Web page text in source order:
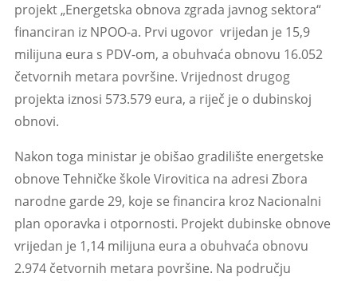
projekt „Energetska obnova zgrada javnog sektora“
financiran iz NPOO-a. Prvi ugovor vrijedan je 15,9
milijuna eura s PDV-om, a obuhvaća obnovu 16.052
četvornih metara površine. Vrijednost drugog
projekta iznosi 573.579 eura, a riječ je o dubinskoj
obnovi.
Nakon toga ministar je obišao gradilište energetske
obnove Tehničke škole Virovitica na adresi Zbora
narodne garde 29, koje se financira kroz Nacionalni
plan oporavka i otpornosti. Projekt dubinske obnove
vrijedan je 1,14 milijuna eura a obuhvaća obnovu
2.974 četvornih metara površine. Na području